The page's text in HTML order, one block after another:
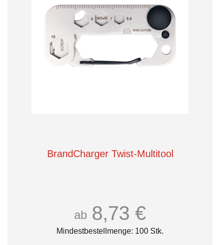
BrandCharger Twist-Multitool
ab 8,73 €
Mindestbestellmenge: 100 Stk.